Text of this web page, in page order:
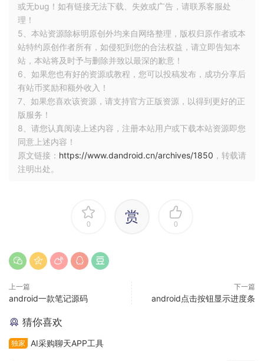
或无bug！如有链接无法下载、失效或广告，请联系客服处
理！
5、本站资源除标明原创外均来自网络整理，版权归原作者或本
站特约原创作者所有，如侵犯到您的合法权益，请立即告知本
站，本站将及时予与删除并致以最深的歉意！
6、如果您也有好的资源或教程，您可以投稿发布，成功分享后
有站币奖励和额外收入！
7、如果您喜欢该资源，请支持官方正版资源，以得到更好的正
版服务！
8、请您认真阅读上述内容，注册本站用户或下载本站资源即您
同意上述内容！
原文链接： https://www.dandroid.cn/archives/1850 ，转载请
注明出处。
0 赏 0
上一篇
android一款笔记源码
下一篇
android点击按钮显示进度条
猜你喜欢
独家 AI采购聊天APP工具